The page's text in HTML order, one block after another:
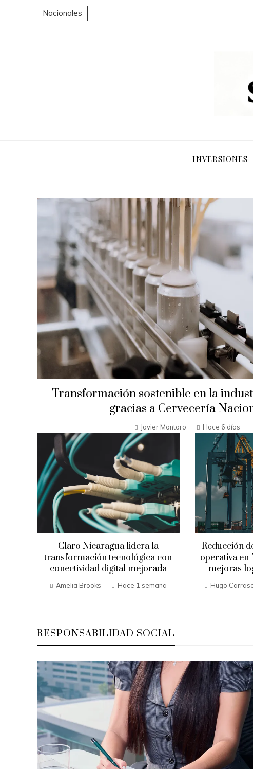
Nacionales
INVERSIONES
Transformación sostenible en la
gracias a Cervecería
Javier Montoro Hace 6 días
Claro Nicaragua lidera la
transformación tecnológica con
conectividad digital mejorada
Amelia Brooks Hace 1 semana
Reducción
operativa en
mejoras
Hugo
RESPONSABILIDAD SOCIAL